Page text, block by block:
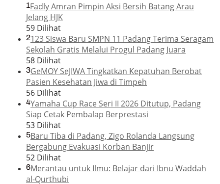
1Fadly Amran Pimpin Aksi Bersih Batang Arau
Jelang HJK
59 Dilihat
2123 Siswa Baru SMPN 11 Padang Terima Seragam
Sekolah Gratis Melalui Progul Padang Juara
58 Dilihat
3GeMOY SeJIWA Tingkatkan Kepatuhan Berobat
Pasien Kesehatan Jiwa di Timpeh
56 Dilihat
4Yamaha Cup Race Seri II 2026 Ditutup, Padang
Siap Cetak Pembalap Berprestasi
53 Dilihat
5Baru Tiba di Padang, Zigo Rolanda Langsung
Bergabung Evakuasi Korban Banjir
52 Dilihat
6Merantau untuk Ilmu: Belajar dari Ibnu Waddah
al-Qurthubi